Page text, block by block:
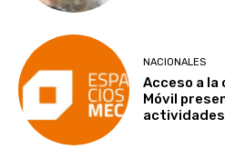
NACIONALES
Acceso a la
Móvil
actividades